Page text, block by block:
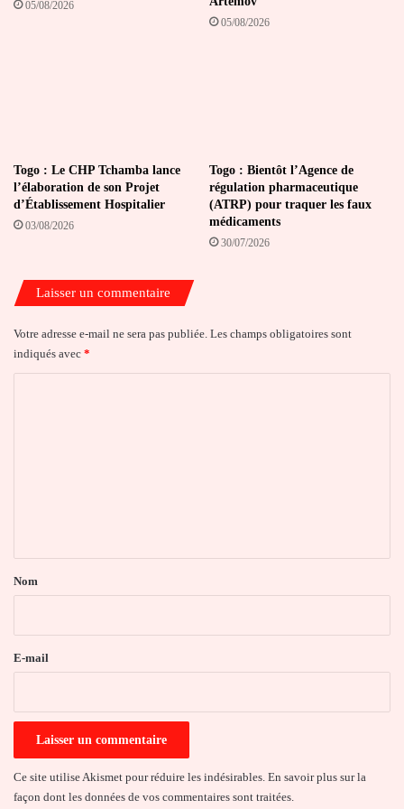
05/08/2026
05/08/2026
Togo : Le CHP Tchamba lance
l’élaboration de son Projet
d’Établissement Hospitalier
03/08/2026
Togo : Bientôt l’Agence de
régulation pharmaceutique
(ATRP) pour traquer les faux
médicaments
30/07/2026
Laisser un commentaire
Votre adresse e-mail ne sera pas publiée. Les champs obligatoires sont
indiqués avec *
a
e
Nom
E-mail
Ce site utilise Akismet pour réduire les indésirables. En savoir plus sur la
façon dont les données de vos commentaires sont traitées.